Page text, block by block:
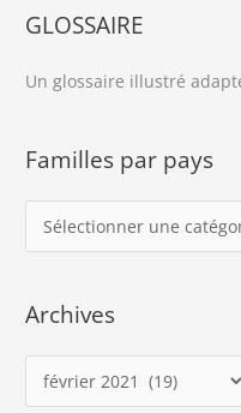
GLOSSAIRE
Un glossaire illustré
Familles par pays
a
iArchives
r